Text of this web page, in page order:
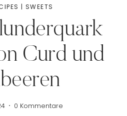
| SWEETS
Curd und
0 Kommentare